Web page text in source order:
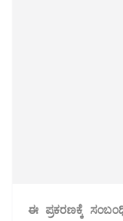
ಈ ಪ್ರಕರಣಕ್ಕೆ